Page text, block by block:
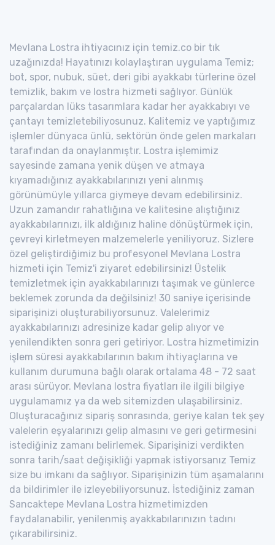
Mevlana Lostra ihtiyacınız için temiz.co bir tık
uzağınızda! Hayatınızı kolaylaştıran uygulama Temiz;
bot, spor, nubuk, süet, deri gibi ayakkabı türlerine özel
temizlik, bakım ve lostra hizmeti sağlıyor. Günlük
parçalardan lüks tasarımlara kadar her ayakkabıyı ve
çantayı temizletebiliyosunuz. Kalitemiz ve yaptığımız
işlemler dünyaca ünlü, sektörün önde gelen markaları
tarafından da onaylanmıştır. Lostra işlemimiz
sayesinde zamana yenik düşen ve atmaya
kıyamadığınız ayakkabılarınızı yeni alınmış
görünümüyle yıllarca giymeye devam edebilirsiniz.
Uzun zamandır rahatlığına ve kalitesine alıştığınız
ayakkabılarınızı, ilk aldığınız haline dönüştürmek için,
çevreyi kirletmeyen malzemelerle yeniliyoruz. Sizlere
özel geliştirdiğimiz bu profesyonel Mevlana Lostra
hizmeti için Temiz'i ziyaret edebilirsiniz! Üstelik
temizletmek için ayakkabılarınızı taşımak ve günlerce
beklemek zorunda da değilsiniz! 30 saniye içerisinde
siparişinizi oluşturabiliyorsunuz. Valelerimiz
ayakkabılarınızı adresinize kadar gelip alıyor ve
yenilendikten sonra geri getiriyor. Lostra hizmetimizin
işlem süresi ayakkabılarının bakım ihtiyaçlarına ve
kullanım durumuna bağlı olarak ortalama 48 - 72 saat
arası sürüyor. Mevlana lostra fiyatları ile ilgili bilgiye
uygulamamız ya da web sitemizden ulaşabilirsiniz.
Oluşturacağınız sipariş sonrasında, geriye kalan tek şey
valelerin eşyalarınızı gelip almasını ve geri getirmesini
istediğiniz zamanı belirlemek. Siparişinizi verdikten
sonra tarih/saat değişikliği yapmak istiyorsanız Temiz
size bu imkanı da sağlıyor. Siparişinizin tüm aşamalarını
da bildirimler ile izleyebiliyorsunuz. İstediğiniz zaman
Sancaktepe Mevlana Lostra hizmetimizden
faydalanabilir, yenilenmiş ayakkabılarınızın tadını
çıkarabilirsiniz.